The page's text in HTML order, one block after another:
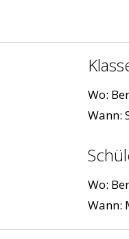
Wo:
Wann:
Wo:
Wann: